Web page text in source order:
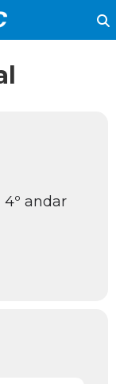
4º andar